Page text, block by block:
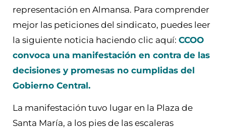
representación en Almansa. Para comprender
mejor las peticiones del sindicato, puedes leer
la siguiente noticia haciendo clic aquí: CCOO
convoca una manifestación en contra de las
decisiones y promesas no cumplidas del
Gobierno Central.
La manifestación tuvo lugar en la Plaza de
Santa María, a los pies de las escaleras